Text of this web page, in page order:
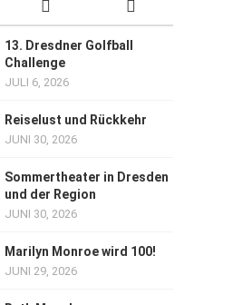
13. Dresdner Golfball
Challenge
JULI 6, 2026
Reiselust und Rückkehr
JUNI 30, 2026
Sommertheater in Dresden
und der Region
JUNI 30, 2026
Marilyn Monroe wird 100!
JUNI 29, 2026